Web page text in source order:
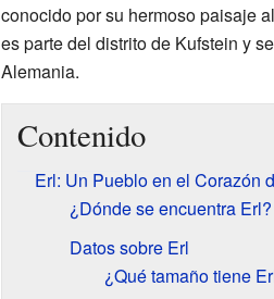
conocido por su hermoso paisaje
es parte del distrito de Kufstein y
Alemania.
Contenido
Erl: Un Pueblo en el Corazón
¿Dónde se encuentra Erl?
Datos sobre Erl
¿Qué tamaño tiene